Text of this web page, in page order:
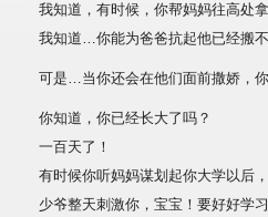
我知道，有时候，你帮妈妈往高处
我知道…你能为爸爸抗起他已经搬
可是…当你还会在他们面前撒娇，
你知道，你已经长大了吗？
一百天了！
有时候你听妈妈谋划起你大学以后
少爷整天刺激你，宝宝！要好好学习